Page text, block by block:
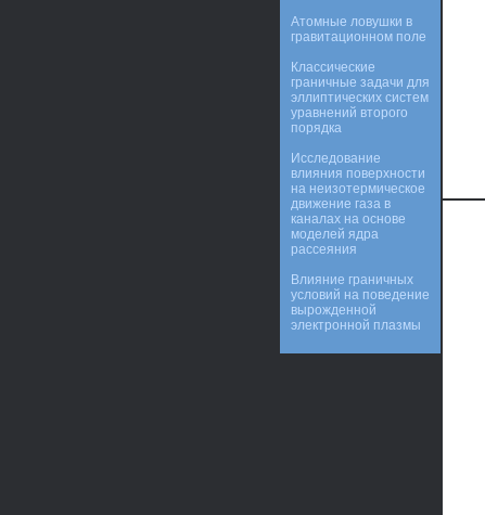
Атомные ловушки в
гравитационном поле
Классические
граничные задачи для
эллиптических систем
уравнений второго
порядка
Исследование
влияния поверхности
на неизотермическое
движение газа в
каналах на основе
моделей ядра
рассеяния
Влияние граничных
условий на поведение
вырожденной
электронной плазмы